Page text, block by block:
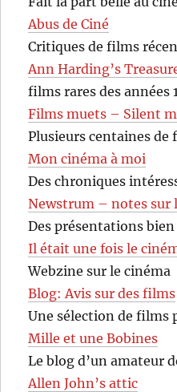
Abus de Ciné
Critiques de films
Ann Harding’s
films rares des années
Films muets – Silent
Plusieurs centaines
Mon cinéma à moi
Des chroniques
Newstrum – notes sur
Des présentations bien
Il était une fois le
Webzine sur le cinéma
Blog: Avis sur des films
Une sélection de films
Mille et une Bobines
Le blog d’un amateur
Allen John’s attic